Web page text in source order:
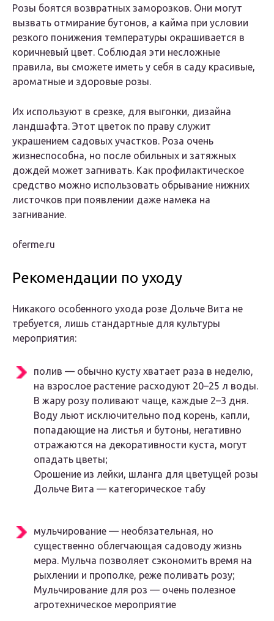
Розы боятся возвратных заморозков. Они могут
вызвать отмирание бутонов, а кайма при условии
резкого понижения температуры окрашивается в
коричневый цвет. Соблюдая эти несложные
правила, вы сможете иметь у себя в саду красивые,
ароматные и здоровые розы.
Их используют в срезке, для выгонки, дизайна
ландшафта. Этот цветок по праву служит
украшением садовых участков. Роза очень
жизнеспособна, но после обильных и затяжных
дождей может загнивать. Как профилактическое
средство можно использовать обрывание нижних
листочков при появлении даже намека на
загнивание.
oferme.ru
Рекомендации по уходу
Никакого особенного ухода розе Дольче Вита не
требуется, лишь стандартные для культуры
мероприятия:
полив — обычно кусту хватает раза в неделю,
на взрослое растение расходуют 20–25 л воды.
В жару розу поливают чаще, каждые 2–3 дня.
Воду льют исключительно под корень, капли,
попадающие на листья и бутоны, негативно
отражаются на декоративности куста, могут
опадать цветы;
Орошение из лейки, шланга для цветущей розы
Дольче Вита — категорическое табу
мульчирование — необязательная, но
существенно облегчающая садоводу жизнь
мера. Мульча позволяет сэкономить время на
рыхлении и прополке, реже поливать розу;
Мульчирование для роз — очень полезное
агротехническое мероприятие